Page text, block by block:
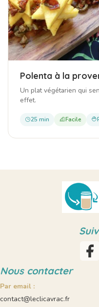
Polenta à la
Un plat végétarien qui
effet.
25 min Facile
Nous contacter
Par email :
contact@leclicavrac.fr